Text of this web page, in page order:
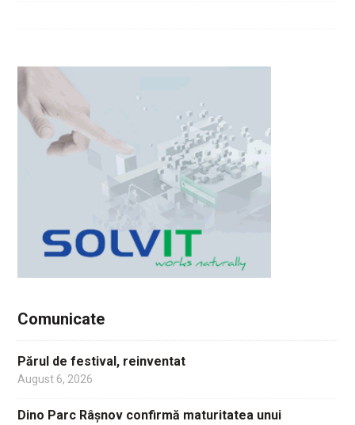
Comunicate
Părul de festival, reinventat
August 6, 2026
Dino Parc Râșnov confirmă maturitatea unui